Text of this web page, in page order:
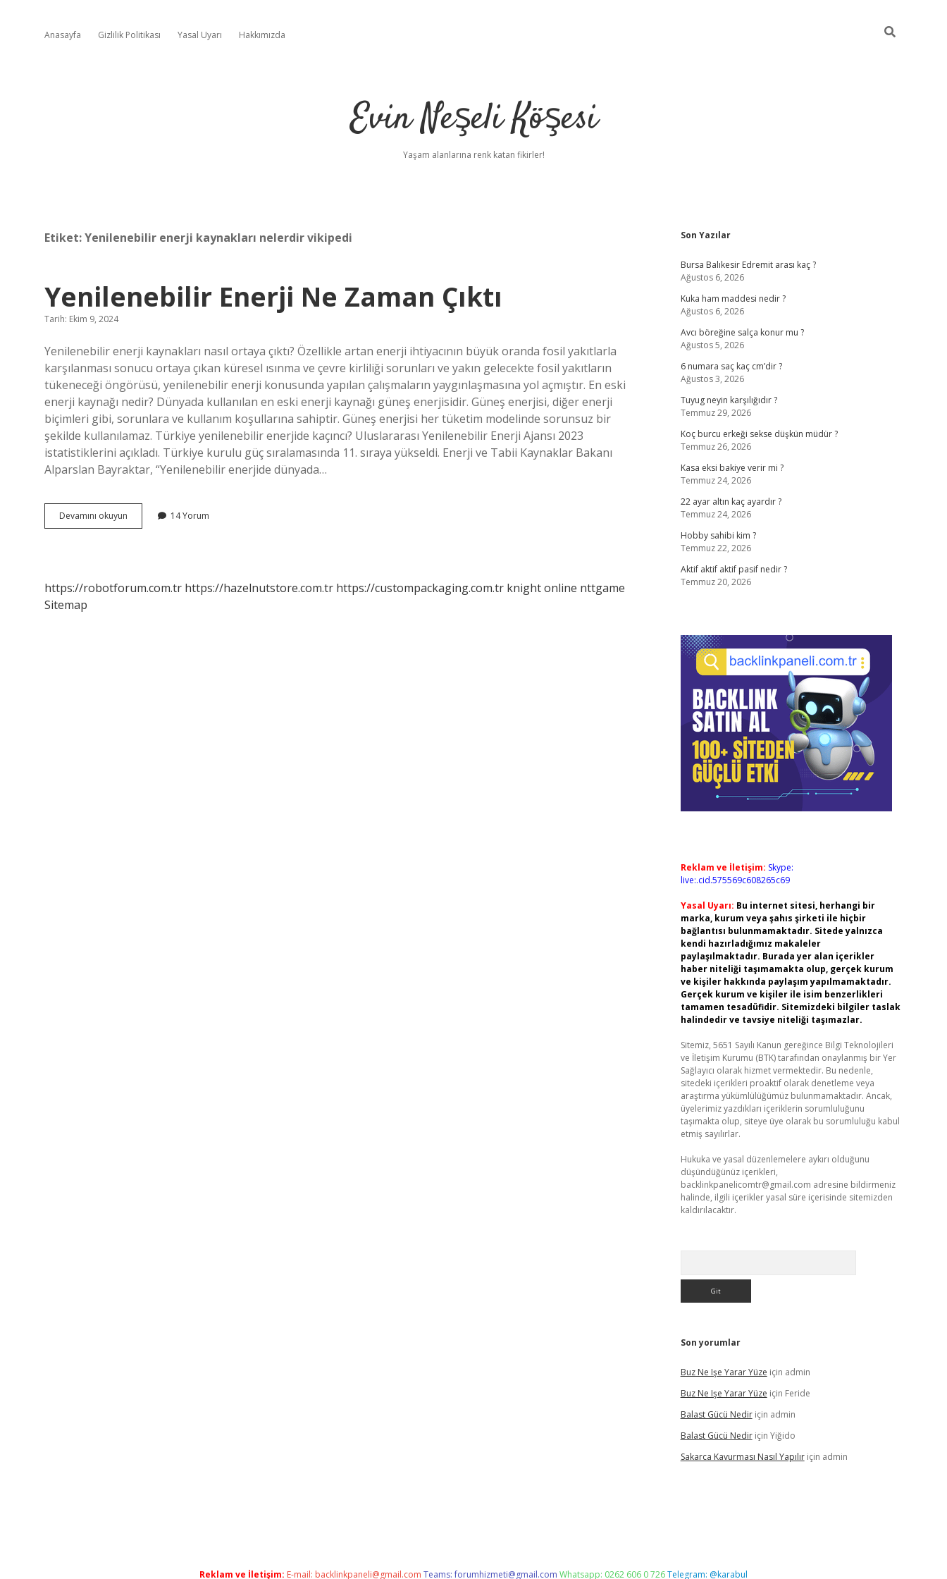
Anasayfa Gizlilik Politikası Yasal Uyarı Hakkımızda
Evin Neşeli Köşesi
Yaşam alanlarına renk katan fikirler!
Etiket:Yenilenebilir enerji kaynakları nelerdir vikipedi
Yenilenebilir Enerji Ne Zaman Çıktı
Tarih: Ekim 9, 2024
Yenilenebilir enerji kaynakları nasıl ortaya çıktı? Özellikle artan enerji ihtiyacının büyük oranda fosil yakıtlarla
karşılanması sonucu ortaya çıkan küresel ısınma ve çevre kirliliği sorunları ve yakın gelecekte fosil yakıtların
tükeneceği öngörüsü, yenilenebilir enerji konusunda yapılan çalışmaların yaygınlaşmasına yol açmıştır. En eski
enerji kaynağı nedir? Dünyada kullanılan en eski enerji kaynağı güneş enerjisidir. Güneş enerjisi, diğer enerji
biçimleri gibi, sorunlara ve kullanım koşullarına sahiptir. Güneş enerjisi her tüketim modelinde sorunsuz bir
şekilde kullanılamaz. Türkiye yenilenebilir enerjide kaçıncı? Uluslararası Yenilenebilir Enerji Ajansı 2023
istatistiklerini açıkladı. Türkiye kurulu güç sıralamasında 11. sıraya yükseldi. Enerji ve Tabii Kaynaklar Bakanı
Alparslan Bayraktar, “Yenilenebilir enerjide dünyada…
Devamını okuyun Yenilenebilir
Enerji
14 Yorum
https://robotforum.com.tr https://hazelnutstore.com.tr https://custompackaging.com.tr knight online nttgame
Sitemap
Sidebar
Son Yazılar
Bursa Balıkesir Edremit arası kaç ?
Ağustos 6, 2026
Kuka ham maddesi nedir ?
Ağustos 6, 2026
Avcı böreğine salça konur mu ?
Ağustos 5, 2026
6 numara saç kaç cm’dir ?
Ağustos 3, 2026
Tuyug neyin karşılığıdır ?
Temmuz 29, 2026
Koç burcu erkeği sekse düşkün müdür ?
Temmuz 26, 2026
Kasa eksi bakiye verir mi ?
Temmuz 24, 2026
22 ayar altın kaç ayardır ?
Temmuz 24, 2026
Hobby sahibi kim ?
Temmuz 22, 2026
Aktif aktif aktif pasif nedir ?
Temmuz 20, 2026
Reklam ve İletişim: Skype:
live:.cid.575569c608265c69
Yasal Uyarı: Bu internet sitesi, herhangi bir
marka, kurum veya şahıs şirketi ile hiçbir
bağlantısı bulunmamaktadır. Sitede yalnızca
kendi hazırladığımız makaleler
paylaşılmaktadır. Burada yer alan içerikler
haber niteliği taşımamakta olup, gerçek kurum
ve kişiler hakkında paylaşım yapılmamaktadır.
Gerçek kurum ve kişiler ile isim benzerlikleri
tamamen tesadüfidir. Sitemizdeki bilgiler taslak
halindedir ve tavsiye niteliği taşımazlar.
Sitemiz, 5651 Sayılı Kanun gereğince Bilgi Teknolojileri
ve İletişim Kurumu (BTK) tarafından onaylanmış bir Yer
Sağlayıcı olarak hizmet vermektedir. Bu nedenle,
sitedeki içerikleri proaktif olarak denetleme veya
araştırma yükümlülüğümüz bulunmamaktadır. Ancak,
üyelerimiz yazdıkları içeriklerin sorumluluğunu
taşımakta olup, siteye üye olarak bu sorumluluğu kabul
etmiş sayılırlar.
Hukuka ve yasal düzenlemelere aykırı olduğunu
düşündüğünüz içerikleri,
backlinkpanelicomtr@gmail.com adresine bildirmeniz
halinde, ilgili içerikler yasal süre içerisinde sitemizden
kaldırılacaktır.
Son yorumlar
Buz Ne Işe Yarar Yüze için admin
Buz Ne Işe Yarar Yüze için Feride
Balast Gücü Nediriçin admin
Balast Gücü Nediriçin Yiğido
Sakarca Kavurması Nasıl Yapılıriçin admin
Reklam ve İletişim: E-mail: backlinkpaneli@gmail.com Teams:forumhizmeti@gmail.com Whatsapp: 0262 606 0 726Telegram: @karabul